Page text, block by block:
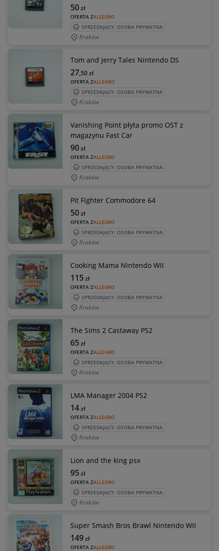
OFERTA ZALLEGRO
50zł
SPRZEDAJĄCY: OSOBA PRYWATNA
Kraków
Tom and Jerry Tales Nintendo DS
OFERTA ZALLEGRO
27,50zł
SPRZEDAJĄCY: OSOBA PRYWATNA
Kraków
Vanishing Point płyta promo OST z
magazynu Fast Car
OFERTA ZALLEGRO
90zł
SPRZEDAJĄCY: OSOBA PRYWATNA
Kraków
Pit Fighter Commodore 64
OFERTA ZALLEGRO
50zł
SPRZEDAJĄCY: OSOBA PRYWATNA
Kraków
Cooking Mama Nintendo WII
OFERTA ZALLEGRO
115zł
SPRZEDAJĄCY: OSOBA PRYWATNA
Kraków
The Sims 2 Castaway PS2
OFERTA ZALLEGRO
65zł
SPRZEDAJĄCY: OSOBA PRYWATNA
Kraków
LMA Manager 2004 PS2
OFERTA ZALLEGRO
14zł
SPRZEDAJĄCY: OSOBA PRYWATNA
Kraków
Lion and the king psx
OFERTA ZALLEGRO
95zł
SPRZEDAJĄCY: OSOBA PRYWATNA
Kraków
Super Smash Bros Brawl Nintendo WII
OFERTA ZALLEGRO
149zł